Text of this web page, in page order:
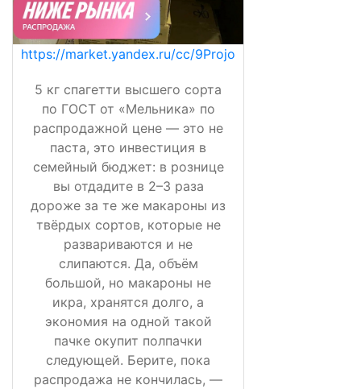
https://market.yandex.ru/cc/9Projo
5 кг спагетти высшего сорта
по ГОСТ от «Мельника» по
распродажной цене — это не
паста, это инвестиция в
семейный бюджет: в рознице
вы отдадите в 2–3 раза
дороже за те же макароны из
твёрдых сортов, которые не
развариваются и не
слипаются. Да, объём
большой, но макароны не
икра, хранятся долго, а
экономия на одной такой
пачке окупит полпачки
следующей. Берите, пока
распродажа не кончилась, —